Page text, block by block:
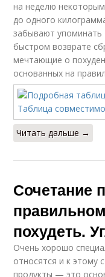
на неделю
до одного
забывают упоминать
быстром возврате
мечтающие о
основанных на
Читать дальше →
Сочетание
похудеть.
Очень хорошо
относятся и к этому
продукты — это